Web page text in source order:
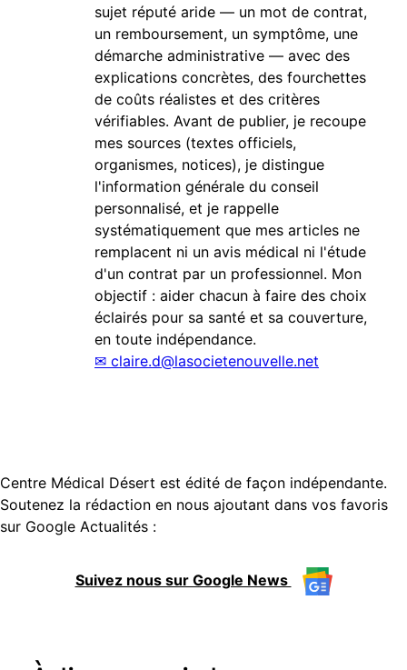
sujet réputé aride — un mot de contrat,
un remboursement, un symptôme, une
démarche administrative — avec des
explications concrètes, des fourchettes
de coûts réalistes et des critères
vérifiables. Avant de publier, je recoupe
mes sources (textes officiels,
organismes, notices), je distingue
l'information générale du conseil
personnalisé, et je rappelle
systématiquement que mes articles ne
remplacent ni un avis médical ni l'étude
d'un contrat par un professionnel. Mon
objectif : aider chacun à faire des choix
éclairés pour sa santé et sa couverture,
en toute indépendance.
✉ claire.d@lasocietenouvelle.net
Centre Médical Désert est édité de façon indépendante.
Soutenez la rédaction en nous ajoutant dans vos favoris
sur Google Actualités :
Suivez nous sur Google News